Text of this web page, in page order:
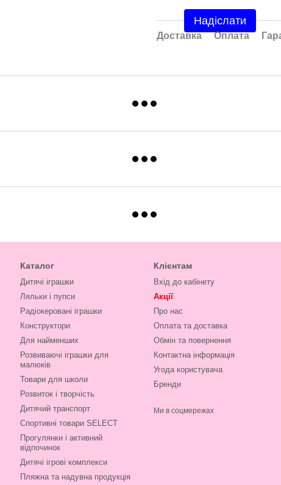
Надіслати
Доставка Оплата
Каталог
Дитячі іграшки
Ляльки і пупси
Радіокеровані іграшки
Конструктори
Для найменших
Розвиваючі іграшки для
малюків
Товари для школи
Розвиток і творчість
Дитячий транспорт
Спортивні товари SELECT
Прогулянки і активний
відпочинок
Дитячі ігрові комплекси
Пляжна та надувна продукція
Клієнтам
Вхід до кабінету
Акції
Про нас
Оплата та доставка
Обмін та повернення
Контактна інформація
Угода користувача
Бренди
Ми в соцмережах